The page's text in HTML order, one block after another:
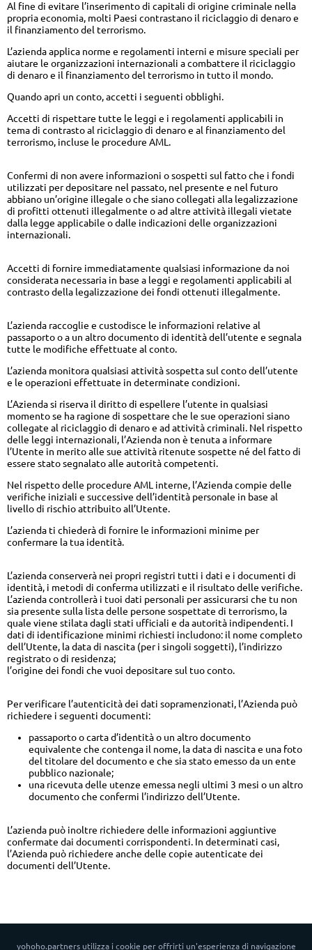
Al fine di evitare l’inserimento di capitali di origine criminale nella
propria economia, molti Paesi contrastano il riciclaggio di denaro e
il finanziamento del terrorismo.
L’azienda applica norme e regolamenti interni e misure speciali per
aiutare le organizzazioni internazionali a combattere il riciclaggio
di denaro e il finanziamento del terrorismo in tutto il mondo.
Quando apri un conto, accetti i seguenti obblighi.
Accetti di rispettare tutte le leggi e i regolamenti applicabili in
tema di contrasto al riciclaggio di denaro e al finanziamento del
terrorismo, incluse le procedure AML.
Confermi di non avere informazioni o sospetti sul fatto che i fondi
utilizzati per depositare nel passato, nel presente e nel futuro
abbiano un’origine illegale o che siano collegati alla legalizzazione
di profitti ottenuti illegalmente o ad altre attività illegali vietate
dalla legge applicabile o dalle indicazioni delle organizzazioni
internazionali.
Accetti di fornire immediatamente qualsiasi informazione da noi
considerata necessaria in base a leggi e regolamenti applicabili al
contrasto della legalizzazione dei fondi ottenuti illegalmente.
L’azienda raccoglie e custodisce le informazioni relative al
passaporto o a un altro documento di identità dell’utente e segnala
tutte le modifiche effettuate al conto.
L’azienda monitora qualsiasi attività sospetta sul conto dell’utente
e le operazioni effettuate in determinate condizioni.
L’Azienda si riserva il diritto di espellere l’utente in qualsiasi
momento se ha ragione di sospettare che le sue operazioni siano
collegate al riciclaggio di denaro e ad attività criminali. Nel rispetto
delle leggi internazionali, l’Azienda non è tenuta a informare
l’Utente in merito alle sue attività ritenute sospette né del fatto di
essere stato segnalato alle autorità competenti.
Nel rispetto delle procedure AML interne, l’Azienda compie delle
verifiche iniziali e successive dell’identità personale in base al
livello di rischio attribuito all’Utente.
L’azienda ti chiederà di fornire le informazioni minime per
confermare la tua identità.
L’azienda conserverà nei propri registri tutti i dati e i documenti di
identità, i metodi di conferma utilizzati e il risultato delle verifiche.
L’azienda controllerà i tuoi dati personali per assicurarsi che tu non
sia presente sulla lista delle persone sospettate di terrorismo, la
quale viene stilata dagli stati ufficiali e da autorità indipendenti. I
dati di identificazione minimi richiesti includono: il nome completo
dell’Utente, la data di nascita (per i singoli soggetti), l’indirizzo
registrato o di residenza;
l’origine dei fondi che vuoi depositare sul tuo conto.
Per verificare l’autenticità dei dati sopramenzionati, l’Azienda può
richiedere i seguenti documenti:
passaporto o carta d’identità o un altro documento
equivalente che contenga il nome, la data di nascita e una foto
del titolare del documento e che sia stato emesso da un ente
pubblico nazionale;
una ricevuta delle utenze emessa negli ultimi 3 mesi o un altro
documento che confermi l’indirizzo dell’Utente.
L’azienda può inoltre richiedere delle informazioni aggiuntive
confermate dai documenti corrispondenti. In determinati casi,
l’Azienda può richiedere anche delle copie autenticate dei
documenti dell’Utente.
yohoho.partners utilizza i cookie per offrirti un'esperienza di navigazione